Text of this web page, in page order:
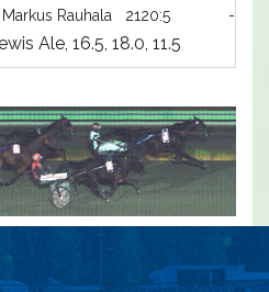
Markus Rauhala 2120:5 -a
Ale, 16.5, 18.0, 11.5